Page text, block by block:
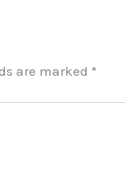
are marked *